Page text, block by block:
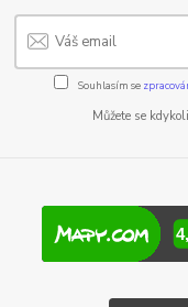
Souhlasím se
Můžete se